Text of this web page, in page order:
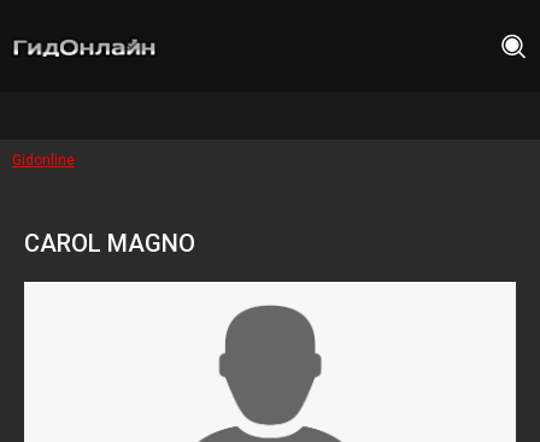
Gidonline
CAROL MAGNO